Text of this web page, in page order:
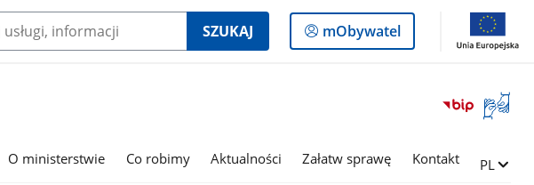
SZUKAJ
Logowanie
do
mObywatel
Otwórz
okno
języka
O ministerstwie Co robimy Aktualności Załatw sprawę Kontakt Zmień
PL